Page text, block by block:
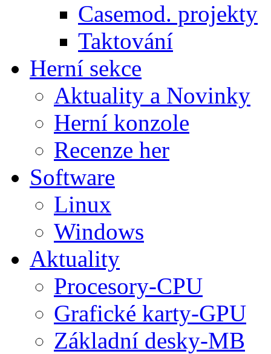
Casemod. projekty
Taktování
Herní sekce
Aktuality a Novinky
Herní konzole
Recenze her
Software
Linux
Windows
Aktuality
Procesory-CPU
Grafické karty-GPU
Základní desky-MB